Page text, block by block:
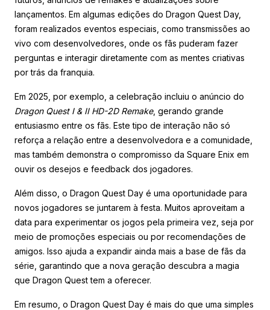
lançamentos. Em algumas edições do Dragon Quest Day,
foram realizados eventos especiais, como transmissões ao
vivo com desenvolvedores, onde os fãs puderam fazer
perguntas e interagir diretamente com as mentes criativas
por trás da franquia.
Em 2025, por exemplo, a celebração incluiu o anúncio do
Dragon Quest I & II HD-2D Remake, gerando grande
entusiasmo entre os fãs. Este tipo de interação não só
reforça a relação entre a desenvolvedora e a comunidade,
mas também demonstra o compromisso da Square Enix em
ouvir os desejos e feedback dos jogadores.
Além disso, o Dragon Quest Day é uma oportunidade para
novos jogadores se juntarem à festa. Muitos aproveitam a
data para experimentar os jogos pela primeira vez, seja por
meio de promoções especiais ou por recomendações de
amigos. Isso ajuda a expandir ainda mais a base de fãs da
série, garantindo que a nova geração descubra a magia
que Dragon Quest tem a oferecer.
Em resumo, o Dragon Quest Day é mais do que uma simples